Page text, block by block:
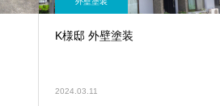
K様邸 外壁塗装
2024.03.11